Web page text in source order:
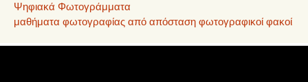
Ψηφιακά Φωτογράμματα
μαθήματα φωτογραφίας από απόσταση φωτογραφικοί φακοί